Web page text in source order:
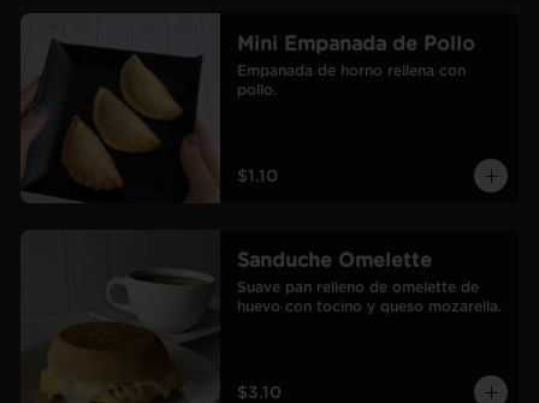
Mini Empanada de Pollo
Empanada de horno rellena con
pollo.
$1.10
Sanduche Omelette
Suave pan relleno de omelette de
huevo con tocino y queso mozarella.
$3.10